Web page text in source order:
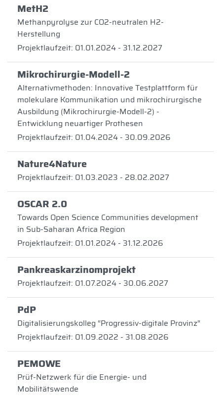
MetH2
Methanpyrolyse zur CO2-neutralen H2-
Herstellung
Projektlaufzeit: 01.01.2024 - 31.12.2027
Mikrochirurgie-Modell-2
Alternativmethoden: Innovative Testplattform für
molekulare Kommunikation und mikrochirurgische
Ausbildung (Mikrochirurgie-Modell-2) -
Entwicklung neuartiger Prothesen
Projektlaufzeit: 01.04.2024 - 30.09.2026
Nature4Nature
Projektlaufzeit: 01.03.2023 - 28.02.2027
OSCAR 2.0
Towards Open Science Communities development
in Sub-Saharan Africa Region
Projektlaufzeit: 01.01.2024 - 31.12.2026
Pankreaskarzinomprojekt
Projektlaufzeit: 01.07.2024 - 30.06.2027
PdP
Digitalisierungskolleg “Progressiv-digitale Provinz”
Projektlaufzeit: 01.09.2022 - 31.08.2026
PEMOWE
Prüf-Netzwerk für die Energie- und
Mobilitätswende